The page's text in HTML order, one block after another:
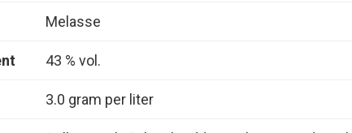
Melasse
43 % vol.
3.0 gram per liter